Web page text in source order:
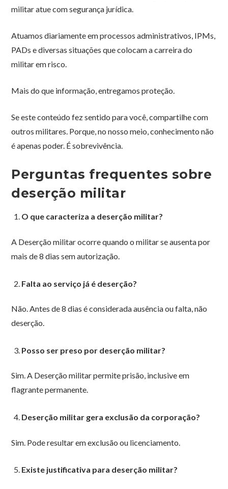
militar atue com segurança jurídica.
Atuamos diariamente em processos administrativos, IPMs,
PADs e diversas situações que colocam a carreira do
militar em risco.
Mais do que informação, entregamos proteção.
Se este conteúdo fez sentido para você, compartilhe com
outros militares. Porque, no nosso meio, conhecimento não
é apenas poder. É sobrevivência.
Perguntas frequentes sobre
deserção militar
O que caracteriza a deserção militar?
A Deserção militar ocorre quando o militar se ausenta por
mais de 8 dias sem autorização.
Falta ao serviço já é deserção?
Não. Antes de 8 dias é considerada ausência ou falta, não
deserção.
Posso ser preso por deserção militar?
Sim. A Deserção militar permite prisão, inclusive em
flagrante permanente.
Deserção militar gera exclusão da corporação?
Sim. Pode resultar em exclusão ou licenciamento.
Existe justificativa para deserção militar?